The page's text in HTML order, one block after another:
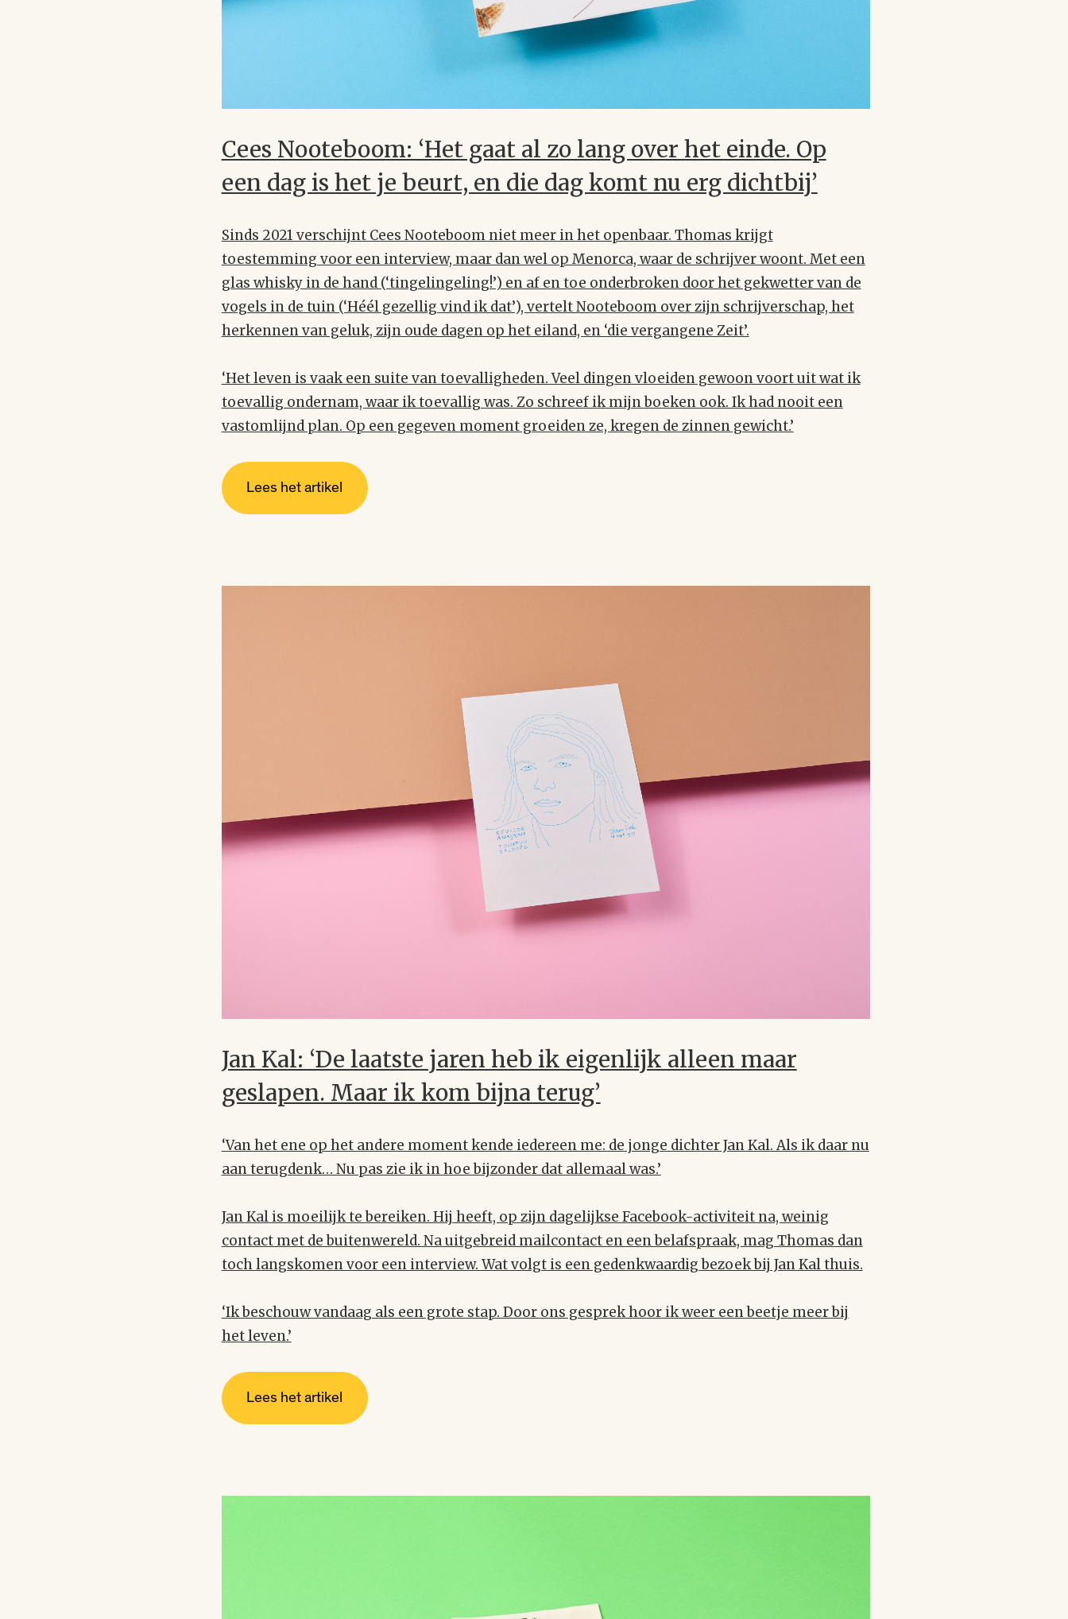
Cees Nooteboom: ‘Het gaat al zo lang over het einde. Op
een dag is het je beurt, en die dag komt nu erg dichtbij’
Sinds 2021 verschijnt Cees Nooteboom niet meer in het openbaar. Thomas krijgt
toestemming voor een interview, maar dan wel op Menorca, waar de schrijver woont. Met een
glas whisky in de hand (‘tingelingeling!’) en af en toe onderbroken door het gekwetter van de
vogels in de tuin (‘Héél gezellig vind ik dat’), vertelt Nooteboom over zijn schrijverschap, het
herkennen van geluk, zijn oude dagen op het eiland, en ‘die vergangene Zeit’.
‘Het leven is vaak een suite van toevalligheden. Veel dingen vloeiden gewoon voort uit wat ik
toevallig ondernam, waar ik toevallig was. Zo schreef ik mijn boeken ook. Ik had nooit een
vastomlijnd plan. Op een gegeven moment groeiden ze, kregen de zinnen gewicht.’
Jan Kal: ‘De laatste jaren heb ik eigenlijk alleen maar
geslapen. Maar ik kom bijna terug’
‘Van het ene op het andere moment kende iedereen me: de jonge dichter Jan Kal. Als ik daar nu
aan terugdenk… Nu pas zie ik in hoe bijzonder dat allemaal was.’
Jan Kal is moeilijk te bereiken. Hij heeft, op zijn dagelijkse Facebook-activiteit na, weinig
contact met de buitenwereld. Na uitgebreid mailcontact en een belafspraak, mag Thomas dan
toch langskomen voor een interview. Wat volgt is een gedenkwaardig bezoek bij Jan Kal thuis.
‘Ik beschouw vandaag als een grote stap. Door ons gesprek hoor ik weer een beetje meer bij
het leven.’